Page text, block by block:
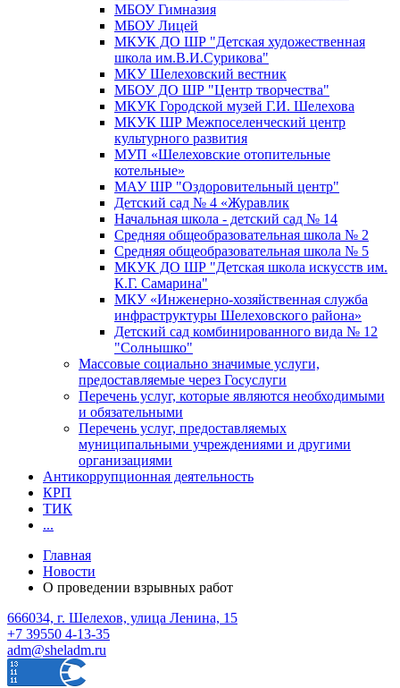
МБОУ Гимназия
МБОУ Лицей
МКУК ДО ШР "Детская художественная
школа им.В.И.Сурикова"
МКУ Шелеховский вестник
МБОУ ДО ШР "Центр творчества"
МКУК Городской музей Г.И. Шелехова
МКУК ШР Межпоселенческий центр
культурного развития
МУП «Шелеховские отопительные
котельные»
МАУ ШР "Оздоровительный центр"
Детский сад № 4 «Журавлик
Начальная школа - детский сад № 14
Средняя общеобразовательная школа № 2
Средняя общеобразовательная школа № 5
МКУК ДО ШР "Детская школа искусств им.
К.Г. Самарина"
МКУ «Инженерно-хозяйственная служба
инфраструктуры Шелеховского района»
Детский сад комбинированного вида № 12
"Солнышко"
Массовые социально значимые услуги,
предоставляемые через Госуслуги
Перечень услуг, которые являются необходимыми
и обязательными
Перечень услуг, предоставляемых
муниципальными учреждениями и другими
организациями
Антикоррупционная деятельность
КРП
ТИК
...
Главная
Новости
О проведении взрывных работ
666034, г. Шелехов, улица Ленина, 15
+7 39550 4-13-35
adm@sheladm.ru